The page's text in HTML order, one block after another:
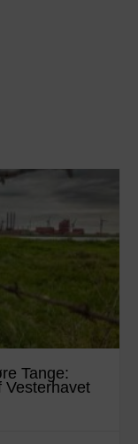
Tange:
Vesterhavet